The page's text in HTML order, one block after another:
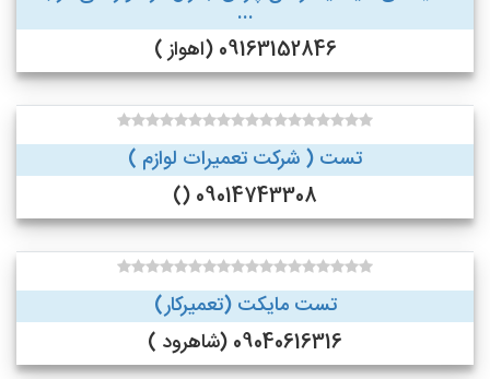
...
09163152846 (اهواز )
تست ( شرکت تعمیرات لوازم )
09014743308 ()
تست مایکت (تعمیرکار)
09040616316 (شاهرود )